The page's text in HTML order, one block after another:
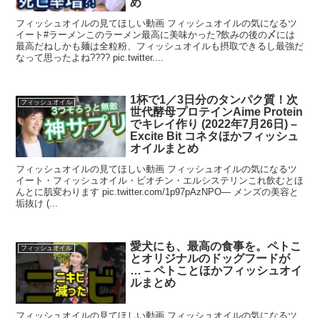
フィッシュオイルの見てほしい動画 フィッシュオイルの気になるツ
イート#ラーメンこのラーメン最高に美味かった?飲みの後の〆には
最高だねしかも麺は全粒粉、フィッシュオイルも摂取できるし最強だ
なって思ったよね???? pic.twitter....
フィッシュオイル
1杯で1／3日分のタンパク質！次
世代酵母プロテインAime Protein
でキレイ作り (2022年7月26日) –
Excite Bit コネタほかフィッシュ
オイルまとめ
フィッシュオイルの見てほしい動画 フィッシュオイルの気になるツ
イート・フィッシュオイル・ビオチン・エルシステリンこれ飲むとほ
んとに肌変わります pic.twitter.com/1p97pAzNPO— メンズの美容と
垢抜け (...
フィッシュオイル
愛犬にも、最高の食事を。ペトこ
とオリジナルのドッグフードが
… – ペトことほかフィッシュオイ
ルまとめ
フィッシュオイルの見てほしい動画 フィッシュオイルの気になるツ